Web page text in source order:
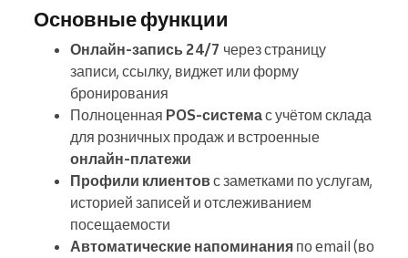
Основные функции
Онлайн-запись 24/7 через страницу
записи, ссылку, виджет или форму
бронирования
Полноценная POS-системас учётом склада
для розничных продаж и встроенные
онлайн-платежи
Профили клиентовс заметками по услугам,
историей записей и отслеживанием
посещаемости
Автоматические напоминания по email (во